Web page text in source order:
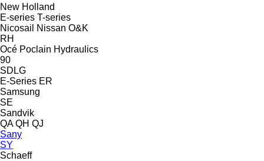
New Holland
E-series T-series
Nicosail
Nissan O&K
RH
Océ Poclain Hydraulics
90
SDLG
E-Series ER
Samsung
SE
Sandvik
QA QH QJ
Sany
SY
Schaeff